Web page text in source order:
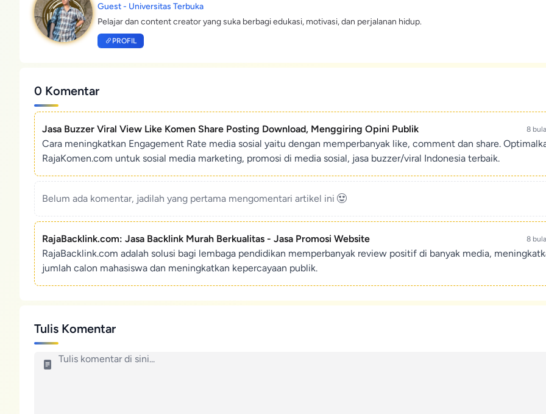
Guest - Universitas Terbuka
Pelajar dan content creator yang suka berbagi edukasi, motivasi, dan perjalanan hidup.
PROFIL
0 Komentar
Jasa Buzzer Viral View Like Komen Share Posting Download, Menggiring Opini Publik 8
Cara meningkatkan Engagement Rate media sosial yaitu dengan memperbanyak like, comment dan share.
RajaKomen.com untuk sosial media marketing, promosi di media sosial, jasa buzzer/viral Indonesia terbaik.
Belum ada komentar, jadilah yang pertama mengomentari artikel ini
RajaBacklink.com: Jasa Backlink Murah Berkualitas - Jasa Promosi Website 8
RajaBacklink.com adalah solusi bagi lembaga pendidikan memperbanyak review positif di banyak media,
jumlah calon mahasiswa dan meningkatkan kepercayaan publik.
Tulis Komentar